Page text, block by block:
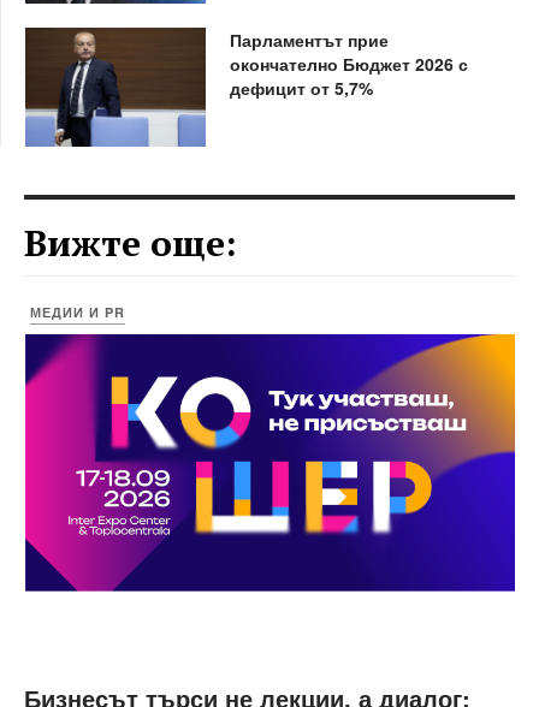
Парламентът прие
окончателно Бюджет 2026 с
дефицит от 5,7%
Вижте още:
МЕДИИ И PR
Бизнесът търси не лекции, а диалог: